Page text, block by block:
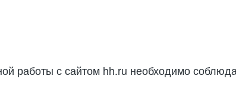
работы с сайтом hh.ru необходимо